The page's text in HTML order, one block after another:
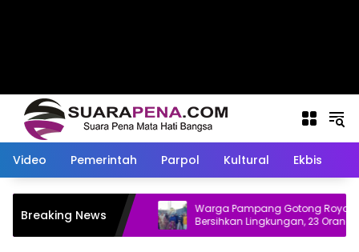
Video Pemerintah Parpol Kultural Ekbis
Breaking News
Lama Rasuna
Warga Pampang Gotong Royong
Bersihkan Lingkungan, 23 Orang Turun
Tangan